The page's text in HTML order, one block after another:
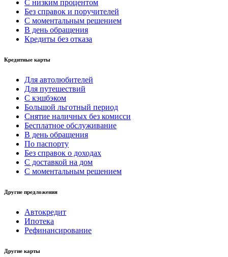
С низким процентом
Без справок и поручителей
С моментальным решением
В день обращения
Кредиты без отказа
Кредитные карты
Для автолюбителей
Для путешествий
С кэшбэком
Большой льготный период
Снятие наличных без комисси
Бесплатное обслуживание
В день обращения
По паспорту
Без справок о доходах
С доставкой на дом
С моментальным решением
Другие предложения
Автокредит
Ипотека
Рефинансирование
Другие карты